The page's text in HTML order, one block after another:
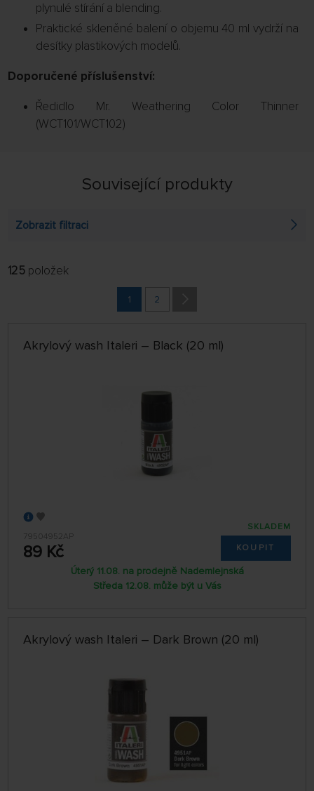
plynulé stírání a blending.
Praktické skleněné balení o objemu 40 ml vydrží na
desítky plastikových modelů.
Doporučené příslušenství:
Ředidlo Mr. Weathering Color Thinner
(WCT101/WCT102)
Související produkty
Zobrazit filtraci
FILTROVAT:
125 položek
1 2
Akrylový wash Italeri – Black (20 ml)
79504952AP
89 Kč
SKLADEM
KOUPIT
Úterý 11.08. na prodejně Nademlejnská
Středa 12.08. může být u Vás
Akrylový wash Italeri – Dark Brown (20 ml)